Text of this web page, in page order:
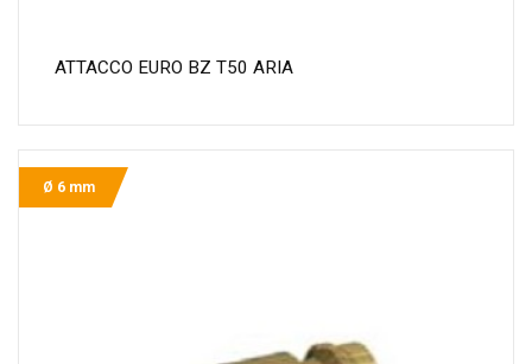
ATTACCO EURO BZ T50 ARIA
Ø 6 mm